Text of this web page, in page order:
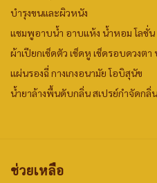
บำรุงขนและผิวหนัง
แชมพูอาบน้ำ อาบแห้ง น้ำหอม โลชั่น
ผ้าเปียกเช็ดตัว เช็ดหู เช็ดรอบดวงตา
แผ่นรองฉี่กางเกงอนามัย โอบิสุนัข
น้ำยาล้างพื้นดับกลิ่นสเปรย์กำจัดกลิ่น
ช่วยเหลือ